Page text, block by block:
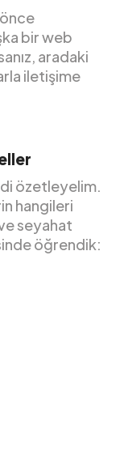
bir web
aradaki
iletişime
özetleyelim.
hangileri
seyahat
öğrendik: